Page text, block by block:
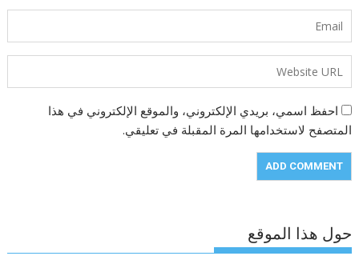
احفظ اسمي، بريدي الإلكتروني، والموقع الإلكتروني في هذا
المتصفح لاستخدامها المرة المقبلة في تعليقي.
حول هذا الموقع